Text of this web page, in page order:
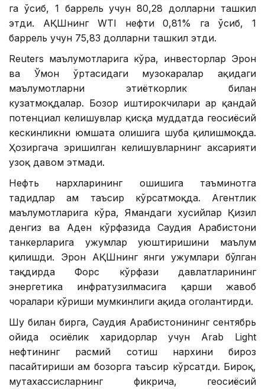
га ўсиб, 1 баррель учун 80,28 долларни ташкил
этди. АҚШнинг WTI нефти 0,81% га ўсиб, 1
баррель учун 75,83 долларни ташкил этди.
Reuters маълумотларига кўра, инвесторлар Эрон
ва Ўмон ўртасидаги музокаралар ҳақидаги
маълумотларни эҳтиёткорлик билан
кузатмоқдалар. Бозор иштирокчилари ҳар қандай
потенциал келишувлар қисқа муддатда геосиёсий
кескинликни юмшата олишига шубҳа қилишмоқда.
Ҳозиргача эришилган келишувларнинг аксарияти
узоқ давом этмади.
Нефть нархларининг ошишига таъминотга
таҳдидлар ҳам таъсир кўрсатмоқда. Агентлик
маълумотларига кўра, Ямандаги хусийлар Қизил
денгиз ва Аден кўрфазида Саудия Арабистони
танкерларига ҳужумлар уюштиришини маълум
қилишди. Эрон АҚШнинг янги ҳужумлари бўлган
тақдирда Форс кўрфази давлатларининг
энергетика инфратузилмасига қарши жавоб
чоралари кўриши мумкинлиги ҳақида огоҳлантирди.
Шу билан бирга, Саудия Арабистонининг сентябрь
ойида осиёлик харидорлар учун Arab Light
нефтининг расмий сотиш нархини бироз
пасайтириши ҳам бозорга таъсир кўрсатди. Бироқ,
мутахассисларнинг фикрича, геосиёсий